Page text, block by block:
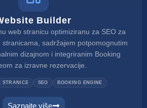
Builder
web stranicu optimiziranu za SEO za
sadržajem potpomognutim
dizajnom i integriranim Booking
za izravne rezervacije.
STRANICE SEO BOOKING ENGINE
Saznajte više